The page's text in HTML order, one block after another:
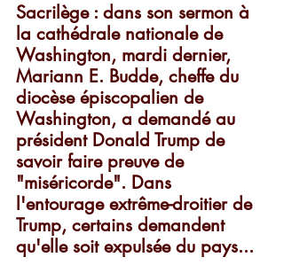
Sacrilège : dans son sermon à
la cathédrale nationale de
Washington, mardi dernier,
Mariann E. Budde, cheffe du
diocèse épiscopalien de
Washington, a demandé au
président Donald Trump de
savoir faire preuve de
"miséricorde". Dans
l'entourage extrême-droitier de
Trump, certains demandent
qu'elle soit expulsée du pays...